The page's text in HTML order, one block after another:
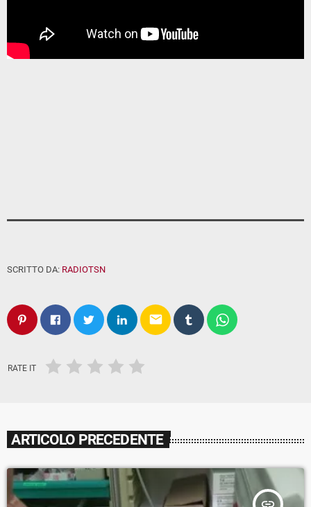
SCRITTO DA: RADIOTSN
email
RATE IT
ARTICOLO PRECEDENTE